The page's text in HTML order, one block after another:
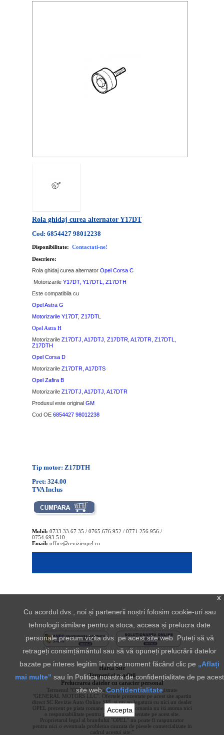
Rola ghidaj curea alternator Y17DT
Cod: 6854427 98012238
Disponibilitate: Contactati-ne!
Descriere:
Rola ghidaj curea alternator Opel Corsa C
Motorizarile Y17DT, Y17DTL, Z17DTH
Este compatibila cu
Opel Astra G
Motorizarile Y17DT, Z17DTL
Opel Astra H
Motorizarile Z17DTJ, A17DTJ, Z17DTR, A17DTR, Z17DTL,
Z17DTH
Opel Corsa D
Motorizarile Z17DTR, A17DTS
Opel Zafira B
Motorizarile Z17DTJ, A17DTJ, A17DTR
Produsul este original GM
Cod OE 6854427 98012238
Tip motor: Z17DTH
Pret: 324.00
TVA Inclus
Mobil: 0733.33.67.35 / 0765.676.952 / 0771.256.956 /
0754.693.510
Email: office@revizieopel.ro
Harta Site
Termeni si conditii
Prelucrarea datelor cu caracter personal
Termenul "OPEL" si sigla aferenta sunt marci inregistrate
"GENERAL MOTORS LLC". Ofertele prezentate pe acest site apartin
direct SC Revizie Auto Online SRL si nu au legatura cu nici un dealer
OPEL prezent pe piata romaneasca. OPEL Romania nu isi asuma nici
o responsabilitate pentru produsele prezentate pe acest site.
Proprietarul legal al brandului "OPEL" nu poate fi raspunzator
pentru nici o eventuala problema cauzata de piesele comercializate in
cadrul acestui site."
x
Cu acordul dvs., noi și partenerii noștri folosim cookie-uri sau
tehnologii similare pentru a stoca, accesa și prelucra date
personale precum vizita dvs. pe acest site web. Puteți să vă
retrageți consimțământul sau să vă opuneți prelucrării datelor
bazate pe interes legitim în orice moment făcând clic pe „Aflați
mai multe” sau în Politica noastră de confidențialitate de pe acest
site web.Confidentialitate
Accepta